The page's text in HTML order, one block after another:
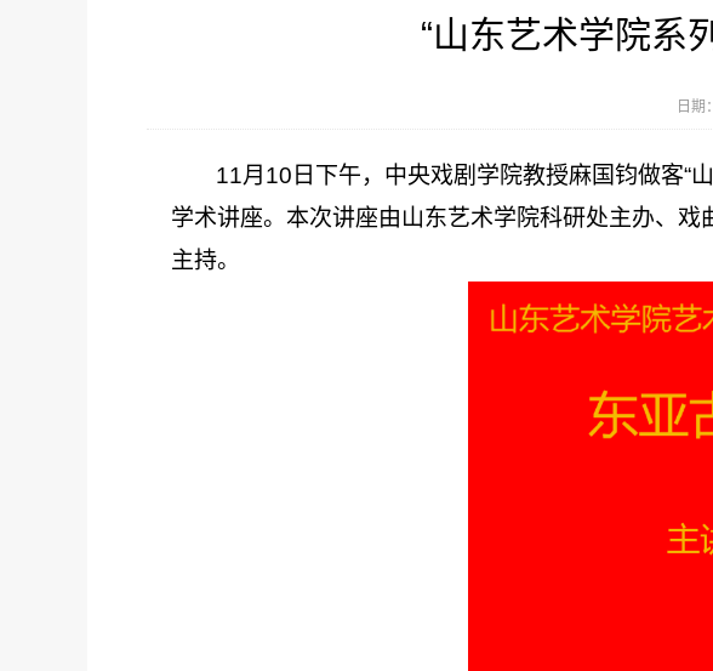
“山东艺术学院系
日期
11月10日下午，中央戏剧学院教授麻国钧做客“
学术讲座。本次讲座由山东艺术学院科研处主办、
主持。